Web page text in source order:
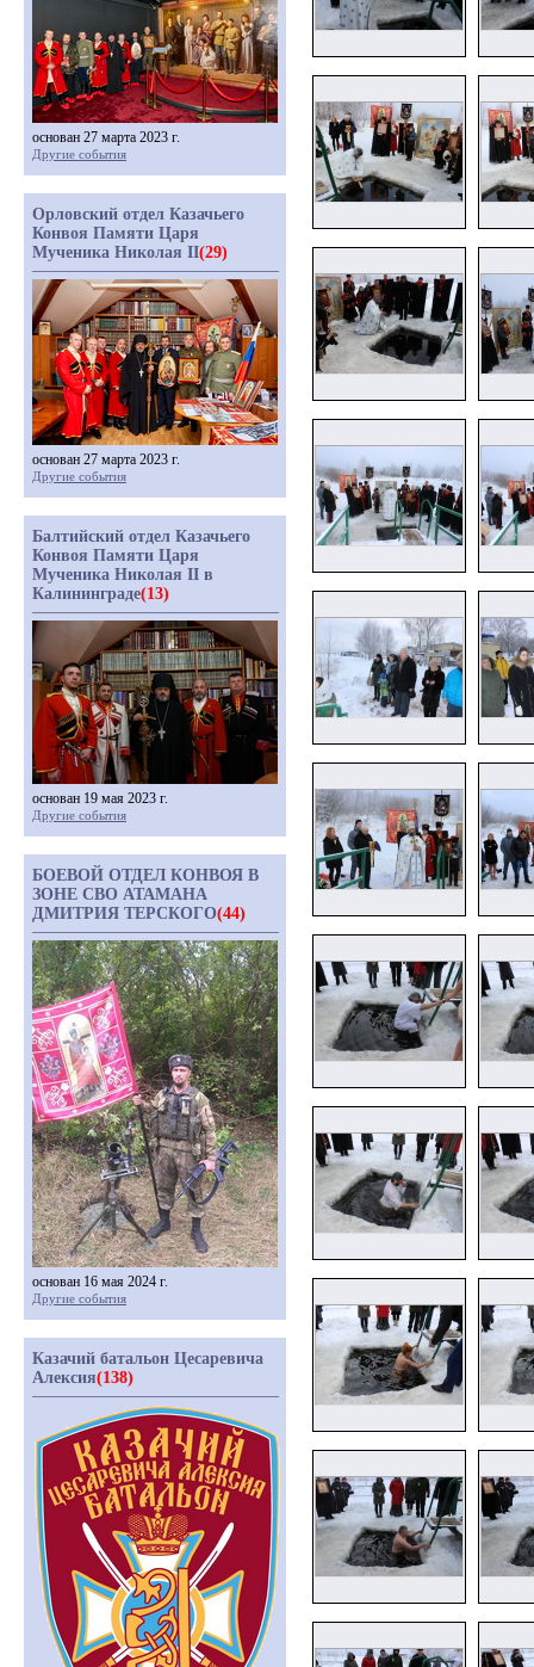
основан 27 марта 2023 г.
Другие события
Орловский отдел Казачьего
Конвоя Памяти Царя
Мученика Николая II(29)
основан 27 марта 2023 г.
Другие события
Балтийский отдел Казачьего
Конвоя Памяти Царя
Мученика Николая II в
Калининграде(13)
основан 19 мая 2023 г.
Другие события
БОЕВОЙ ОТДЕЛ КОНВОЯ В
ЗОНЕ СВО АТАМАНА
ДМИТРИЯ ТЕРСКОГО(44)
основан 16 мая 2024 г.
Другие события
Казачий батальон Цесаревича
Алексия(138)